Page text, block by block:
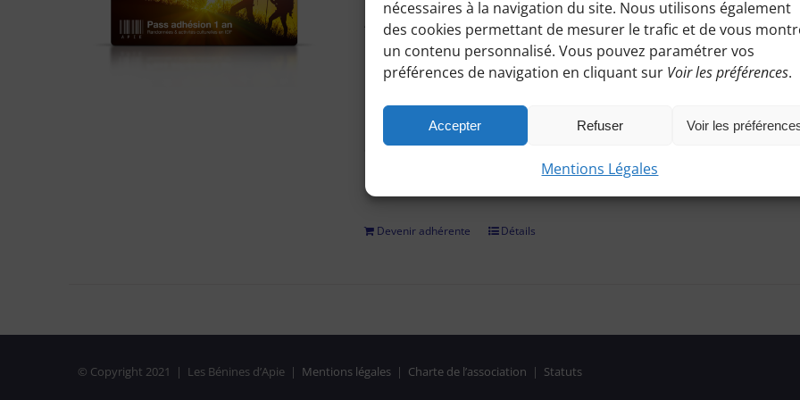
nécessaires à la navigation du site. Nous utilisons également
des cookies permettant de mesurer le trafic et de vous
un contenu personnalisé. Vous pouvez paramétrer vos
préférences de navigation en cliquant sur Voir les préférences.
Accepter Refuser Voir les
Mentions Légales
Accédez à toutes les informations pratiques de nos excursions du
horaires, conseils etc.), et participez à nos activités telles que des
Pour adhérer et faire vivre notre association, nous vous demandons
régler par chèque, virement bancaire (démarche à finaliser hors site,
adhésion confirmée, il vous suffira de vous identifier et de consulter le
privées réservées aux Bénines d'Apie. Vous pouvez aussi nous
Devenir adhérente Détails
© Copyright 2021 | Les Bénines d’Apie | Mentions légales| Charte de l’association | Statuts